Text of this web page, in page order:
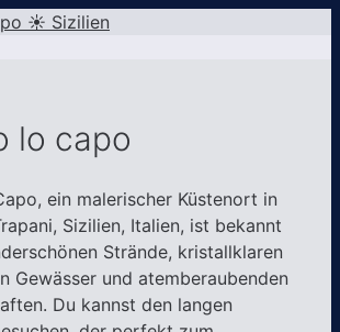
lo capo
ein malerischer Küstenort in
Sizilien, Italien, ist bekannt
Strände, kristallklaren
Gewässer und atemberaubenden
Du kannst den langen